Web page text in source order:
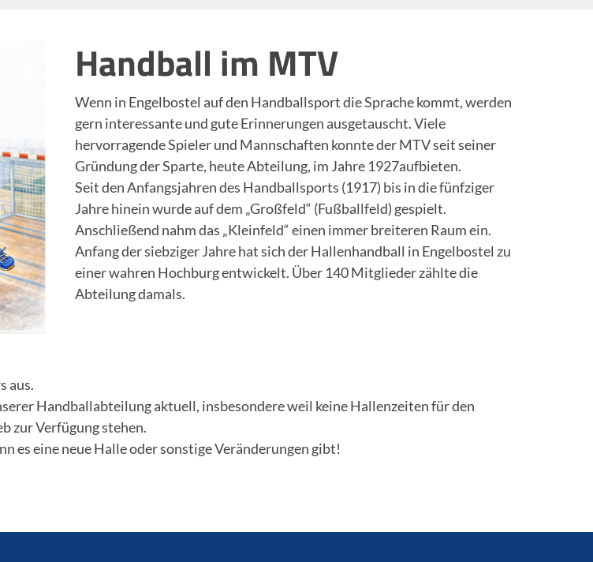
Handball im MTV
Wenn in Engelbostel auf den Handballsport die Sprache kommt, werden
gern interessante und gute Erinnerungen ausgetauscht. Viele
hervorragende Spieler und Mannschaften konnte der MTV seit seiner
Gründung der Sparte, heute Abteilung, im Jahre 1927aufbieten.
Seit den Anfangsjahren des Handballsports (1917) bis in die fünfziger
Jahre hinein wurde auf dem „Großfeld“ (Fußballfeld) gespielt.
Anschließend nahm das „Kleinfeld“ einen immer breiteren Raum ein.
Anfang der siebziger Jahre hat sich der Hallenhandball in Engelbostel zu
einer wahren Hochburg entwickelt. Über 140 Mitglieder zählte die
Abteilung damals.
aus.
Handballabteilung aktuell, insbesondere weil keine Hallenzeiten für den
zur Verfügung stehen.
es eine neue Halle oder sonstige Veränderungen gibt!